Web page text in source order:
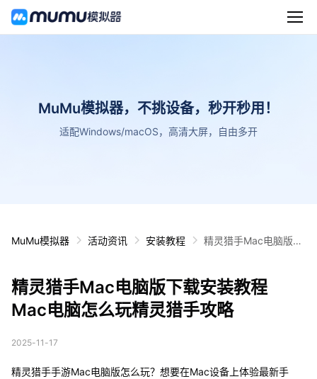
MuMu模拟器，不挑设备，秒开秒用！
适配Windows/macOS，高清大屏，自由多开
MuMu模拟器 活动资讯 安装教程
精灵猎手Mac电脑版下
精灵猎手Mac电脑版下载安装教程
Mac电脑怎么玩精灵猎手攻略
2025-11-17
精灵猎手手游Mac电脑版怎么玩？想要在Mac设备上体验最新手